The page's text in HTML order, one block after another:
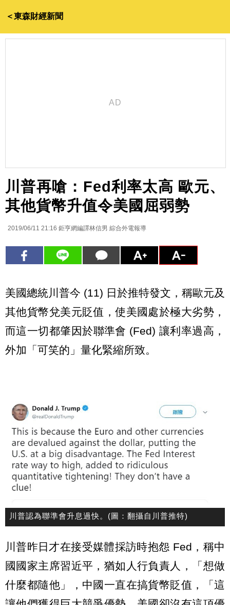
＜東森財經新聞
川普再嗆：Fed利率太高 歐元、
其他貨幣升值令美國屈弱勢
2019/06/11 21:16 鉅亨網編譯林信男 綜合外電報導
美國總統川普今 (11) 日於推特發文，稱歐元及
其他貨幣兌美元貶值，使美國處於極大劣勢，
而這一切都肇因於聯準會 (Fed) 讓利率過高，
外加「可笑的」量化緊縮所致。
川普認為聯準會升息過快。(圖：翻攝自川普推特)
川普昨日才在接受媒體採訪時抱怨 Fed，稱中
國國家主席習近平，猶如人行負責人，「想做
什麼都隨他」，中國一直在搞貨幣貶值，「這